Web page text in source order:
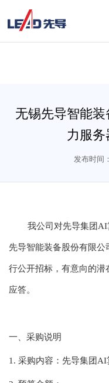
无锡先导智能
力服
发布时间
我公司对先导集团
先导智能装备股份有限
行公开招标，有意向的
应答。
一、采购说明
1. 采购内容：先导集团AI